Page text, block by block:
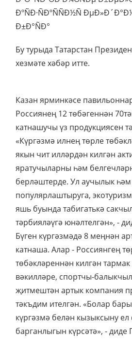
Бу турыда Татарстан
хезмәте хәбәр итте.
Казан ярминкәсе
Россиянең 12 төбәгеннән
катнашучы үз продукциясен
«Күргәзмә илнең төрле
якын чит илләрдән килгән
яратучыларны һәм
берләштерде. Ул аучылык
популярлаштыруга,
яшь буында табигатькә
тәрбияләүгә юнәлтелгән», -
Бүген күргәзмәдә 8 меңнән
катнаша. Алар - Россиянгең
төбәкләреннән килгән
вәкилләре, спортчы-
җитмештән артык компания
тәкъдим ителгән. «Болар
күргәзмә белән кызыксыну ел
барганлыгын күрсәтә», -